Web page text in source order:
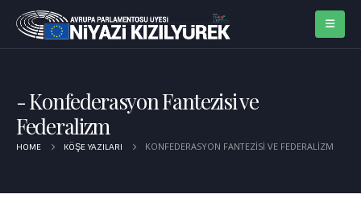
Konfederasyon Fantezisi ve
Federalizm
HOME KÖŞE YAZILARI KONFEDERASYON FANTEZISI VE FEDERALIZM